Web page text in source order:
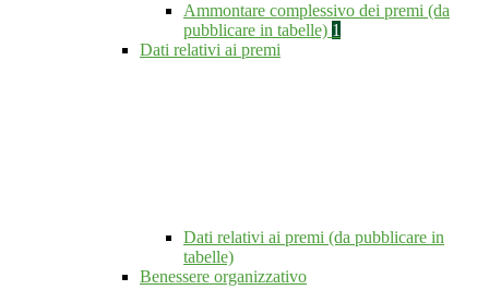
Ammontare complessivo dei premi (da
pubblicare in tabelle) 1
Dati relativi ai premi
Dati relativi ai premi (da pubblicare in
tabelle)
Benessere organizzativo